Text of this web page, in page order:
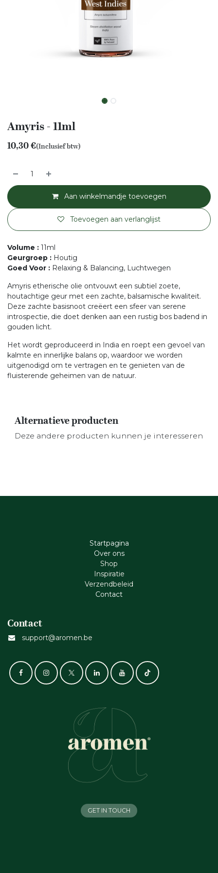
Amyris - 11ml
10,30€(Inclusief btw)
Aan winkelmandje toevoegen
Toevoegen aan verlanglijst
Volume : 11ml
Geurgroep : Houtig
Goed Voor : Relaxing & Balancing, Luchtwegen
Amyris etherische olie ontvouwt een subtiel zoete,
houtachtige geur met een zachte, balsamische kwaliteit.
Deze zachte basisnoot creëert een sfeer van serene
introspectie, die doet denken aan een rustig bos badend in
gouden licht.
Het wordt geproduceerd in India en roept een gevoel van
kalmte en innerlijke balans op, waardoor we worden
uitgenodigd om te vertragen en te genieten van de
fluisterende geheimen van de natuur.
Alternatieve producten
Deze andere producten kunnen je interesseren
Startpagina
Ove​r​ ons
Shop
Inspiratie
Verzendbeleid
Cont​act
Contact
support@aromen.be
GET IN TOUCH